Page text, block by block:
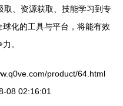
取、资源获取、技能学习到专
化的工具与平台，将能有效
。
product/64.html
08 02:16:01